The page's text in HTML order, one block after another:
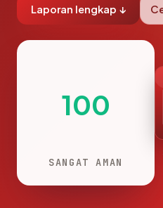
Laporan lengkap ↓
100
SANGAT AMAN